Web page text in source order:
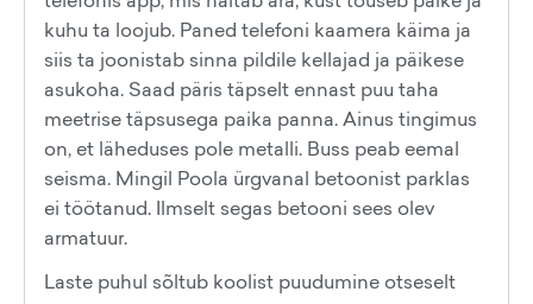
kuhu ta loojub. Paned telefoni kaamera käima ja
siis ta joonistab sinna pildile kellajad ja päikese
asukoha. Saad päris täpselt ennast puu taha
meetrise täpsusega paika panna. Ainus tingimus
on, et läheduses pole metalli. Buss peab eemal
seisma. Mingil Poola ürgvanal betoonist parklas
ei töötanud. Ilmselt segas betooni sees olev
armatuur.
Laste puhul sõltub koolist puudumine otseselt